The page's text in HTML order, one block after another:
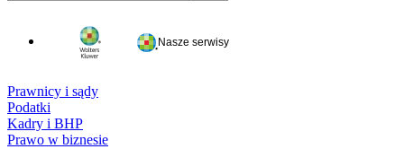
Nasze serwisy
Prawnicy i sądy
Podatki
Kadry i BHP
Prawo w biznesie